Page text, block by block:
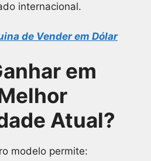
internacional.
de Vender em Dólar
em
Atual?
modelo permite: